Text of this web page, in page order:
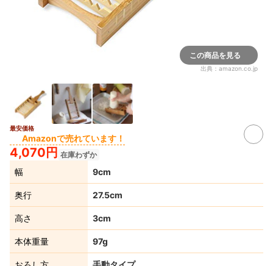
この商品を見る
出典： amazon.co.jp
最安価格
Amazonで売れています！
4,070円 在庫わずか
幅 9cm
奥行 27.5cm
高さ 3cm
本体重量 97g